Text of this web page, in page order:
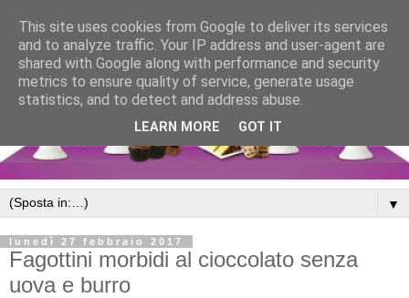
▼
lunedì 27 febbraio 2017
Fagottini morbidi al cioccolato senza
uova e burro
This site uses cookies from Google to deliver its services
and to analyze traffic. Your IP address and user-agent are
shared with Google along with performance and security
metrics to ensure quality of service, generate usage
statistics, and to detect and address abuse.
LEARN MORE GOT IT